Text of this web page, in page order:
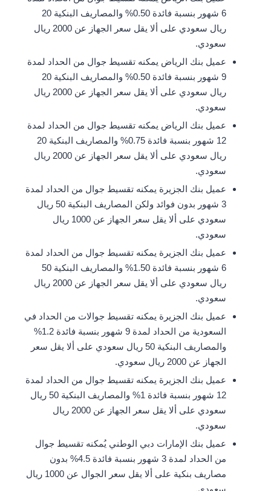
6 شهور بنسبة فائدة 0.50% والمصاريف البنكية 20
ريال سعودي على ألا يقل سعر الجهاز عن 2000 ريال
سعودي.
عميل بنك الرياض يمكنه تقسيط جوال من الحداد لمدة
9 شهور بنسبة فائدة 0.50% والمصاريف البنكية 20
ريال سعودي على ألا يقل سعر الجهاز عن 2000 ريال
سعودي.
عميل بنك الرياض يمكنه تقسيط جوال من الحداد لمدة
12 شهور بنسبة فائدة 0.75% والمصاريف البنكية 20
ريال سعودي على ألا يقل سعر الجهاز عن 2000 ريال
سعودي.
عميل بنك الجزيرة يمكنه تقسيط جوال من الحداد لمدة
3 شهور بدون فوائد ولكن المصاريف البنكية 50 ريال
سعودي على ألا يقل سعر الجهاز عن 1000 ريال
سعودي.
عميل بنك الجزيرة يمكنه تقسيط جوال من الحداد لمدة
6 شهور بنسبة فائدة 1.50% والمصاريف البنكية 50
ريال سعودي على ألا يقل سعر الجهاز عن 2000 ريال
سعودي.
عميل بنك الجزيرة يمكنه تقسيط جوالات من الحداد في
السعودية من الحداد لمدة 9 شهور بنسبة فائدة 1.2%
والمصاريف البنكية 50 ريال سعودي على ألا يقل سعر
الجهاز عن 2000 ريال سعودي.
عميل بنك الجزيرة يمكنه تقسيط جوال من الحداد لمدة
12 شهور بنسبة فائدة 1% والمصاريف البنكية 50 ريال
سعودي على ألا يقل سعر الجهاز عن 2000 ريال
سعودي.
عميل بنك الإمارات دبي الوطني يُمكنه تقسيط جوال
من الحداد لمدة 3 شهور بنسبة فائدة 4.5% بدون
مصاريف بنكية على ألا يقل سعر الجوال عن 1000 ريال
سعودي.